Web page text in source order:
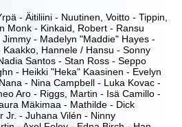
- Äitiliini - Nuutinen, Voitto - Tippin,
Monk - Kinkaid, Robert - Ransu
- Madelyn "Maddie" Hayes -
Hannele / Hansu - Sonny
Santos - Stan Ross - Seppo
- Heikki "Heka" Kaasinen - Evelyn
- Nina Campbell - Luka Kovac -
Aro - Riggs, Martin - Isä Camillo -
Mäkimaa - Mathilde - Dick
Jr. - Juhana Vilén - Ninny